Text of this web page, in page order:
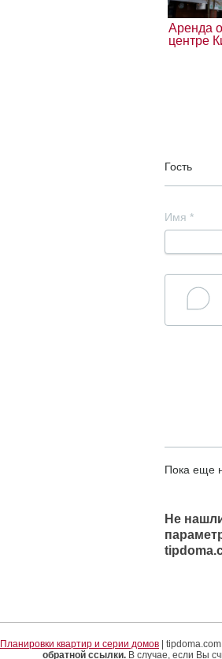
Аренда
центре
Гость
Имя *
Пока еще
Не
Планировки квартир и серии домов | tipdoma.com
обратной ссылки.В случае, если Вы